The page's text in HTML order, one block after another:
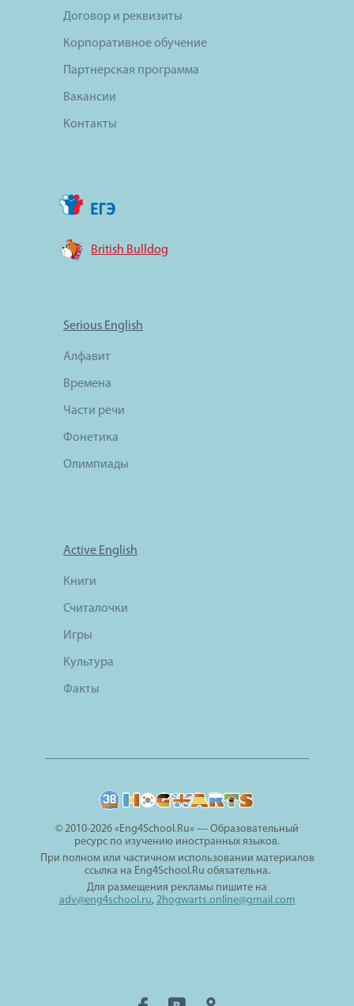
Договор и реквизиты
Корпоративное обучение
Партнерская программа
Вакансии
Контакты
British Bulldog
Serious English
Алфавит
Времена
Части речи
Фонетика
Олимпиады
Active English
Книги
Считалочки
Игры
Культура
Факты
© 2010-2026 «Eng4School.Ru» — Образовательный
ресурс по изучению иностранных языков.
При полном или частичном использовании материалов
ссылка на Eng4School.Ru обязательна.
Для размещения рекламы пишите на
adv@eng4school.ru, 2hogwarts.online@gmail.com